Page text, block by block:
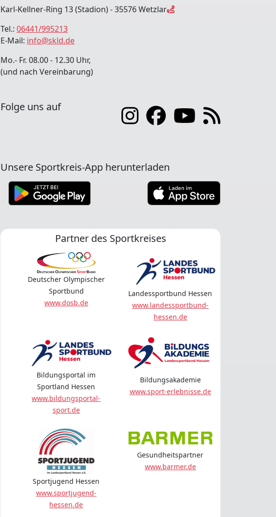
Karl-Kellner-Ring 13 (Stadion) - 35576 Wetzlar
Tel.: 06441/995213
E-Mail: info@skld.de
Mo.- Fr. 08.00 - 12.30 Uhr,
(und nach Vereinbarung)
Folge uns auf
Unsere Sportkreis-App herunterladen
Partner des Sportkreises
Deutscher Olympischer
Sportbund
www.dosb.de
Landessportbund Hessen
www.landessportbund-
hessen.de
Bildungsportal im
Sportland Hessen
www.bildungsportal-
sport.de
Bildungsakademie
www.sport-erlebnisse.de
Sportjugend Hessen
www.sportjugend-
hessen.de
Gesundheitspartner
www.barmer.de